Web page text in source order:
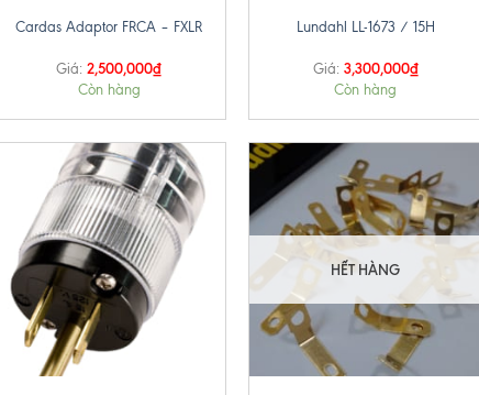
Cardas Adaptor FRCA – FXLR
Giá: 2,500,000₫
Còn hàng
Lundahl LL-1673 / 15H
Giá: 3,300,000₫
Còn hàng
HẾT HÀNG